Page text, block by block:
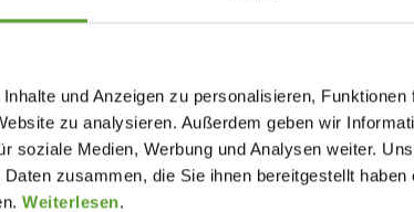
und Anzeigen zu personalisieren,
zu analysieren. Außerdem geben wir
soziale Medien, Werbung und Analysen weiter.
zusammen, die Sie ihnen bereitgestellt
Weiterlesen.